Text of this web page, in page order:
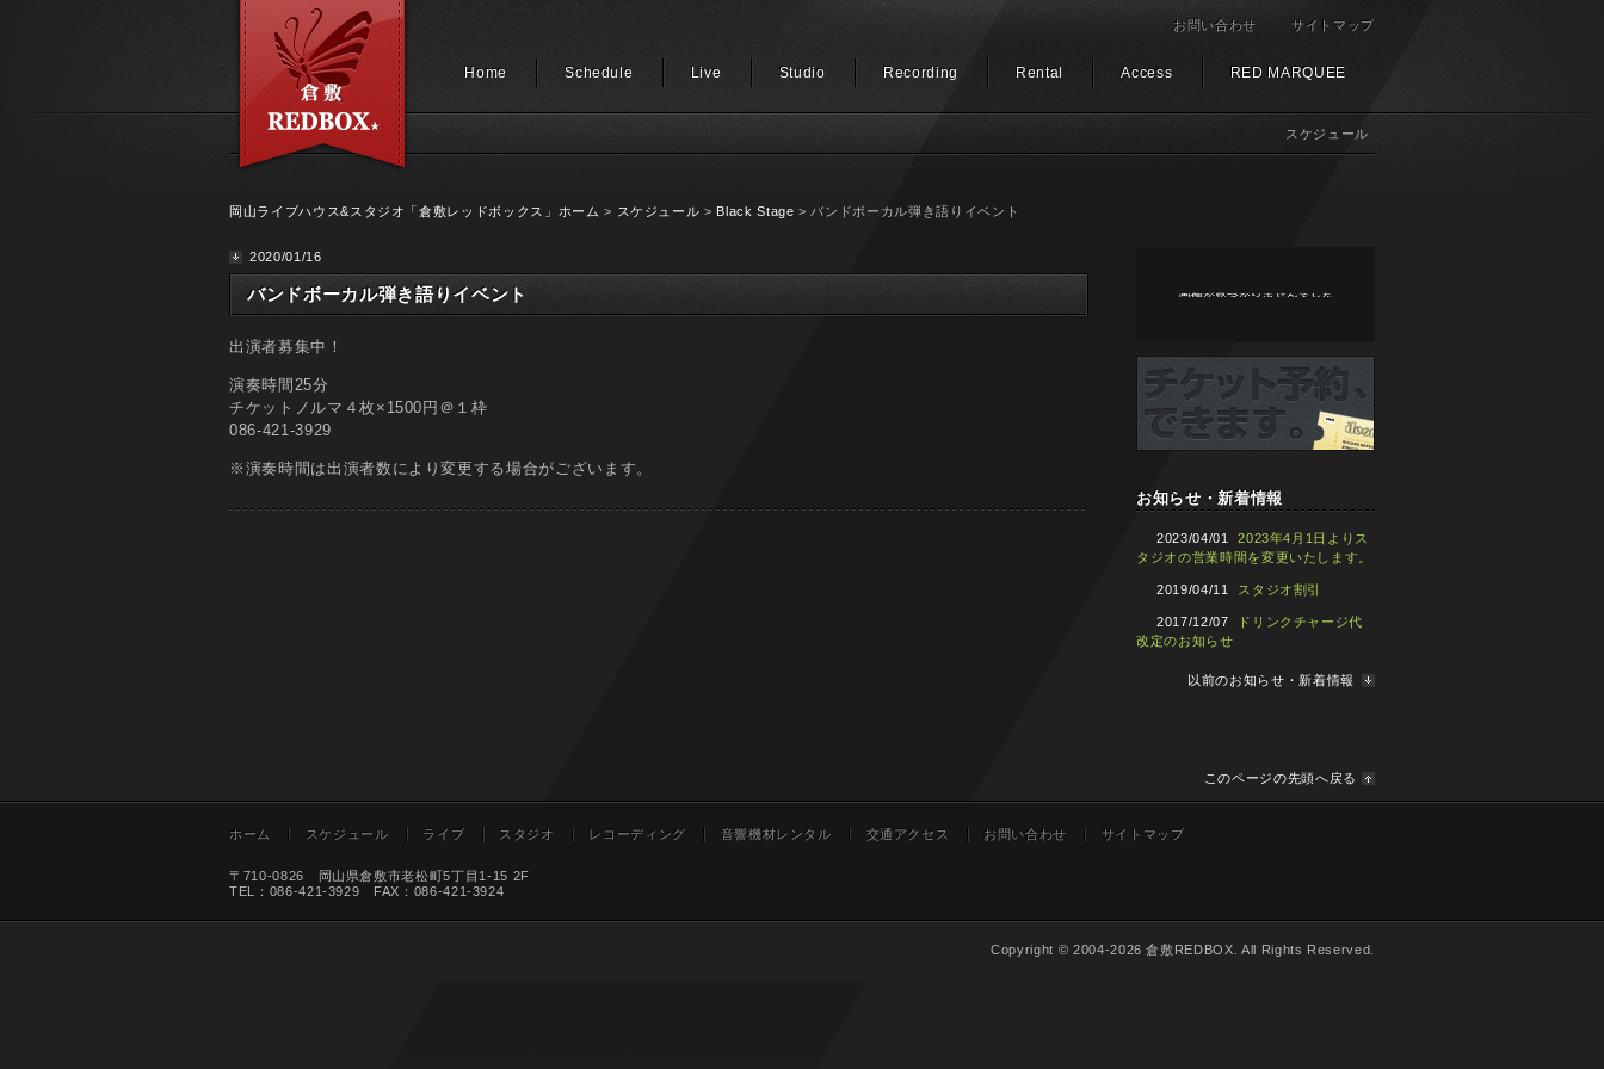
スケジュール
Home Schedule Live Studio Recording Rental Access RED MARQUEE
お問い合わせ サイトマップ
岡山ライブハウス&スタジオ「倉敷レッドボックス」ホーム > スケジュール > Black Stage > バンドボーカル弾き語りイベント
2020/01/16
バンドボーカル弾き語りイベント
出演者募集中！
演奏時間25分
チケットノルマ４枚×1500円＠１枠
086-421-3929
※演奏時間は出演者数により変更する場合がございます。
お知らせ・新着情報
2023/04/01
2023年4月1日よりス
タジオの営業時間を変更いたします。
2019/04/11 スタジオ割引
2017/12/07
ドリンクチャージ代
改定のお知らせ
以前のお知らせ・新着情報
このページの先頭へ戻る
ホーム スケジュール ライブ スタジオ レコーディング 音響機材レンタル 交通アクセス お問い合わせ サイトマップ
〒710-0826 岡山県倉敷市老松町5丁目1-15 2F
TEL：086-421-3929 FAX：086-421-3924
Copyright © 2004-2026 倉敷REDBOX. All Rights Reserved.